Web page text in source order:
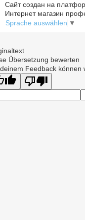
Сайт создан на
Интернет магазин
Sprache auswählen ▼
Übersetzung bewerten
Feedback können